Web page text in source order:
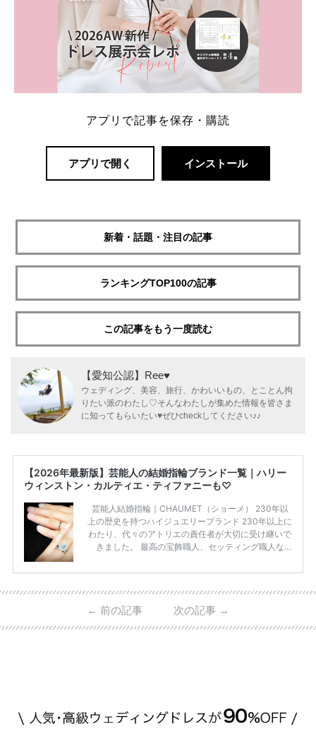
アプリで記事を保存・購読
アプリで開く インストール
新着・話題・注目の記事
ランキングTOP100の記事
この記事をもう一度読む
【愛知公認】Ree♥
ウェディング、美容、旅行、かわいいもの、とことん拘
りたい派のわたし♡そんなわたしが集めた情報を皆さま
に知ってもらいたい♥ぜひcheckしてください♪♪
【2026年最新版】芸能人の結婚指輪ブランド一覧｜ハリー
ウィンストン・カルティエ・ティファニーも♡
芸能人結婚指輪｜CHAUMET（ショーメ） 230年以
上の歴史を持つハイジュエリーブランド 230年以上に
わたり、代々のアトリエの責任者が大切に受け継いで
きました。 最高の宝飾職人、セッティング職人な
高品質の宝石を扱っています。 至高のデザインと品
ん・魔裟斗さんの婚約指輪 魔裟斗さんが矢沢さんに
贈られた指輪は1カラットのものです。 ショーメの価
← 前の記事 次の記事 →